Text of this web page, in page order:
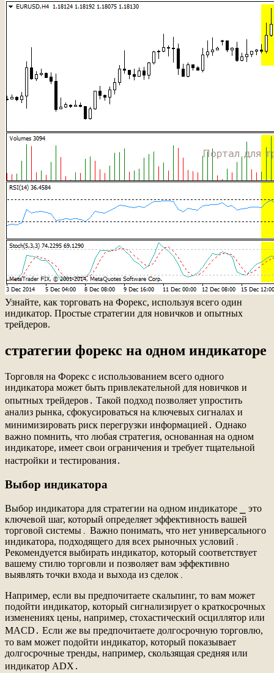
Узнайте, как торговать на Форекс, используя всего один
индикатор. Простые стратегии для новичков и опытных
трейдеров.
стратегии форекс на одном индикаторе
Торговля на Форекс с использованием всего одного
индикатора может быть привлекательной для новичков и
опытных трейдеров․ Такой подход позволяет упростить
анализ рынка, сфокусироваться на ключевых сигналах и
минимизировать риск перегрузки информацией․ Однако
важно помнить, что любая стратегия, основанная на одном
индикаторе, имеет свои ограничения и требует тщательной
настройки и тестирования․
Выбор индикатора
Выбор индикатора для стратегии на одном индикаторе ⎯ это
ключевой шаг, который определяет эффективность вашей
торговой системы․ Важно понимать, что нет универсального
индикатора, подходящего для всех рыночных условий․
Рекомендуется выбирать индикатор, который соответствует
вашему стилю торговли и позволяет вам эффективно
выявлять точки входа и выхода из сделок․
Например, если вы предпочитаете скальпинг, то вам может
подойти индикатор, который сигнализирует о краткосрочных
изменениях цены, например, стохастический осциллятор или
MACD․ Если же вы предпочитаете долгосрочную торговлю,
то вам может подойти индикатор, который показывает
долгосрочные тренды, например, скользящая средняя или
индикатор ADX․